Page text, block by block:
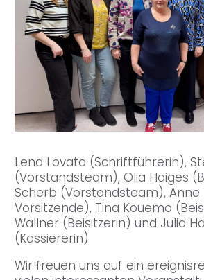
Lena Lovato (Schriftführerin),
(Vorstandsteam), Olia Haiges
Scherb (Vorstandsteam), Anne
Vorsitzende), Tina Kouemo
Wallner (Beisitzerin) und Julia
(Kassiererin)
Wir freuen uns auf ein